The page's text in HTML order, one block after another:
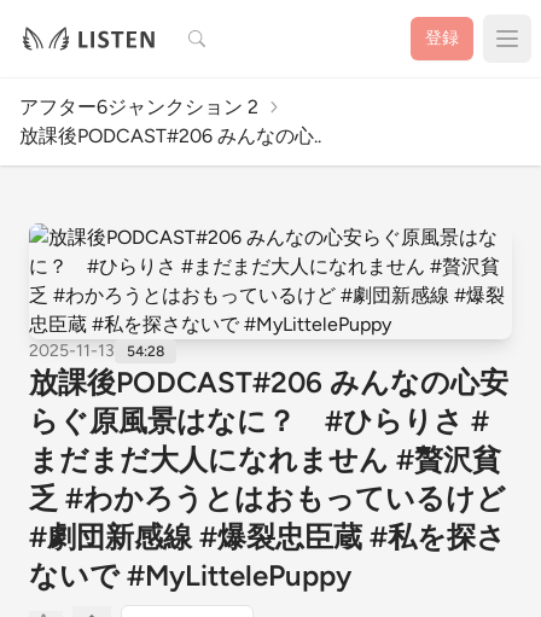
検索 登録
アフター6ジャンクション 2
放課後PODCAST#206 みんなの心..
2025-11-13 54:28
放課後PODCAST#206 みんなの心安
らぐ原風景はなに？ #ひらりさ #
まだまだ大人になれません #贅沢貧
乏 #わかろうとはおもっているけど
#劇団新感線 #爆裂忠臣蔵 #私を探さ
ないで #MyLittelePuppy